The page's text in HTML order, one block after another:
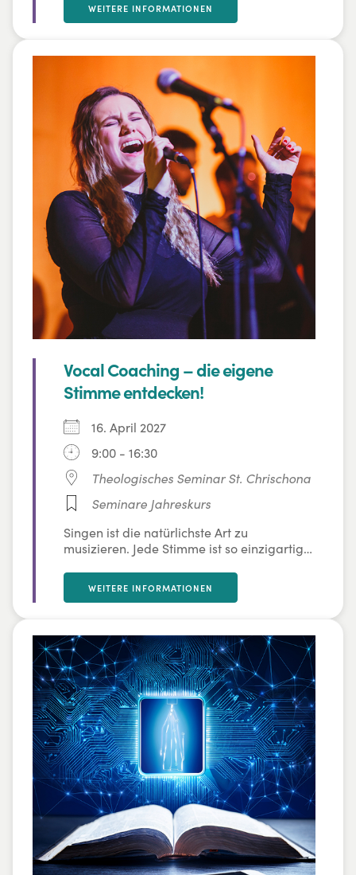
Lebensgestaltung. Ziel ist, die verborgenen
Hochsensible zum Segen für andere
WEITERE INFORMATIONEN
Vocal Coaching – die eigene
Stimme entdecken!
16. April 2027
9:00 - 16:30
Theologisches Seminar St. Chrischona
Seminare Jahreskurs
Singen ist die natürlichste Art zu
musizieren. Jede Stimme ist so einzigartig
befassen wir uns mit unserer eigenen
Stimme als Instrument und lernen diese
schonendes Einsingen, stützende Atmung
und Körperhaltung. Willkommen sind alle,
die Freude am Singen haben, ihre
stimmlichen Möglichkeiten erweitern und
mehr Sicherheit beim Singen gewinnen
wollen.
WEITERE INFORMATIONEN